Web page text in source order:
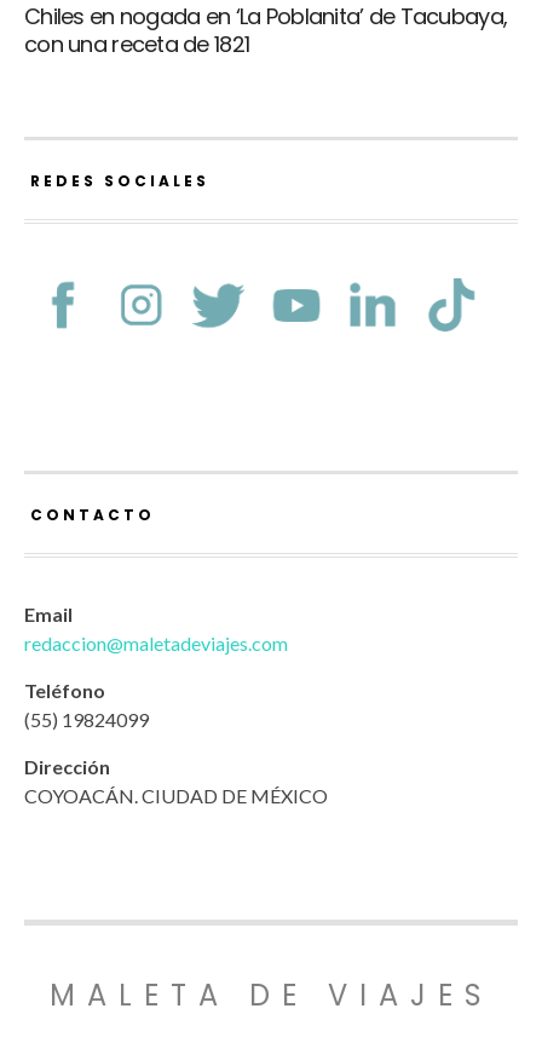
Chiles en nogada en ‘La Poblanita’ de Tacubaya,
con una receta de 1821
REDES SOCIALES
CONTACTO
Email
redaccion@maletadeviajes.com
Teléfono
(55) 19824099
Dirección
COYOACÁN. CIUDAD DE MÉXICO
MALETA DE VIAJES